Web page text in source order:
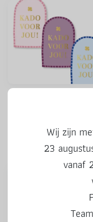
Stickers | Kado voor jou |
Wij zijn
23
vanaf